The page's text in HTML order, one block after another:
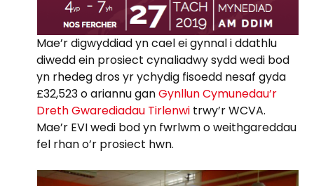
Mae’r digwyddiad yn cael ei gynnal i ddathlu
diwedd ein prosiect cynaliadwy sydd wedi bod
yn rhedeg dros yr ychydig fisoedd nesaf gyda
£32,523 o ariannu ganGynllun Cymunedau’r
Dreth Gwarediadau Tirlenwi trwy’r WCVA.
Mae’r EVI wedi bod yn fwrlwm o weithgareddau
fel rhan o’r prosiect hwn.